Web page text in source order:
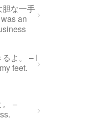
胆な一手
an
よ。 – I
feet.
。 –